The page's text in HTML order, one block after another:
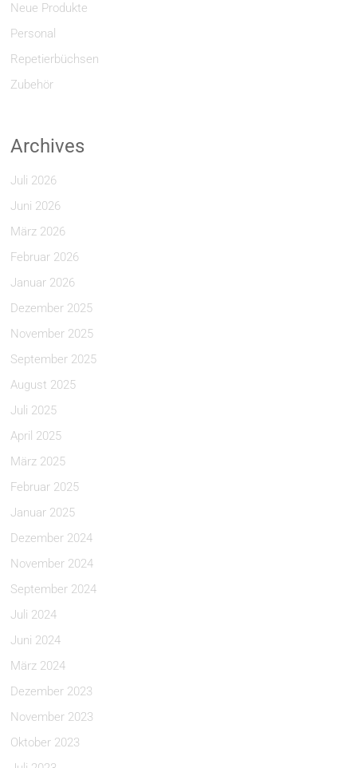
Neue Produkte
Personal
Repetierbüchsen
Zubehör
Archives
Juli 2026
Juni 2026
März 2026
Februar 2026
Januar 2026
Dezember 2025
November 2025
September 2025
August 2025
Juli 2025
April 2025
März 2025
Februar 2025
Januar 2025
Dezember 2024
November 2024
September 2024
Juli 2024
Juni 2024
März 2024
Dezember 2023
November 2023
Oktober 2023